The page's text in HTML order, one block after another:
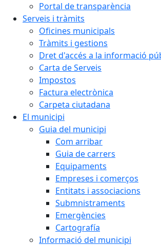
Portal de transparència
Serveis i tràmits
Oficines municipals
Tràmits i gestions
Dret d'accés a la informació
Carta de Serveis
Impostos
Factura electrònica
Carpeta ciutadana
El municipi
Guia del municipi
Com arribar
Guia de carrers
Equipaments
Empreses i comerços
Entitats i associacions
Submnistraments
Emergències
Cartografía
Informació del municipi